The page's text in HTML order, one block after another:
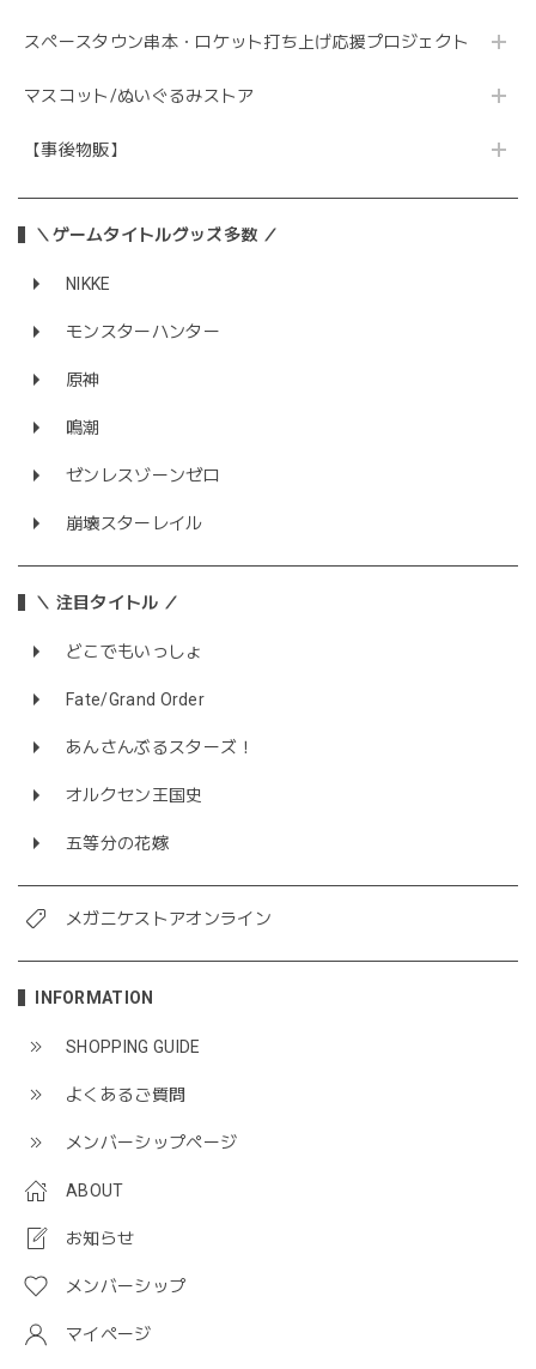
スペースタウン串本・ロケット打ち上げ応援プロジェクト
マスコット/ぬいぐるみストア
【事後物販】
＼ゲームタイトルグッズ多数 ／
NIKKE
モンスターハンター
原神
鳴潮
ゼンレスゾーンゼロ
崩壊スターレイル
＼ 注目タイトル ／
どこでもいっしょ
Fate/Grand Order
あんさんぶるスターズ！
オルクセン王国史
五等分の花嫁
メガニケストアオンライン
INFORMATION
SHOPPING GUIDE
よくあるご質問
メンバーシップページ
ABOUT
お知らせ
メンバーシップ
マイページ